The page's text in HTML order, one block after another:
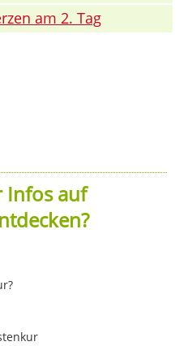
am 2. Tag
Infos auf